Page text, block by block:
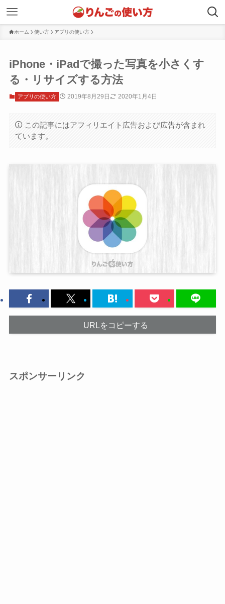
ホーム 使い方 アプリの使い方
iPhone・iPadで撮った写真を小さくす
る・リサイズする方法
アプリの使い方 2019年8月29日 2020年1月4日
この記事にはアフィリエイト広告および広告が含まれ
ています。
URLをコピーする
スポンサーリンク